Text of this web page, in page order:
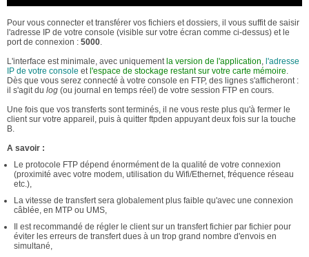
Pour vous connecter et transférer vos fichiers et dossiers, il vous suffit de saisir
l'adresse IP de votre console (visible sur votre écran comme ci-dessus) et le
port de connexion : 5000.
L'interface est minimale, avec uniquement la version de l'application, l'adresse
IP de votre console et l'espace de stockage restant sur votre carte mémoire.
Dès que vous serez connecté à votre console en FTP, des lignes s'afficheront :
il s'agit du log (ou journal en temps réel) de votre session FTP en cours.
Une fois que vos transferts sont terminés, il ne vous reste plus qu'à fermer le
client sur votre appareil, puis à quitter ftpden appuyant deux fois sur la touche
B.
A savoir :
Le protocole FTP dépend énormément de la qualité de votre connexion
(proximité avec votre modem, utilisation du Wifi/Ethernet, fréquence réseau
etc.),
La vitesse de transfert sera globalement plus faible qu'avec une connexion
câblée, en MTP ou UMS,
Il est recommandé de régler le client sur un transfert fichier par fichier pour
éviter les erreurs de transfert dues à un trop grand nombre d'envois en
simultané,